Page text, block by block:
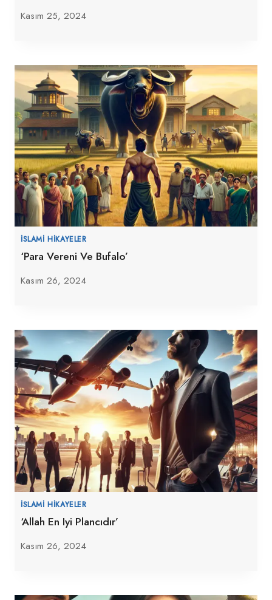
Kasım 25, 2024
İSLAMI HIKAYELER
‘Para Vereni Ve Bufalo’
Kasım 26, 2024
İSLAMI HIKAYELER
‘Allah En Iyi Plancıdır’
Kasım 26, 2024